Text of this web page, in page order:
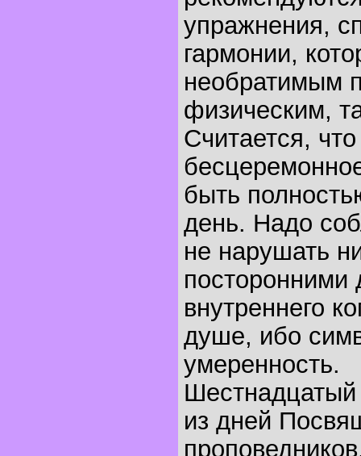
упражнения,
гармонии,
необратимым
физическим,
Считается,
быть
день. Надо
не нарушать
посторонними
внутреннего
душе, ибо
умеренность.
из дней